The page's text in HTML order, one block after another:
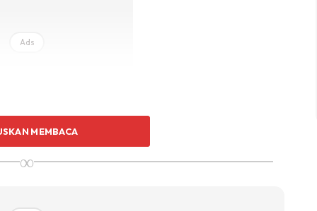
Ads
dia makin jauh dari isteri. Kalau dulu dia balik kerja,
MEMBACA
∞